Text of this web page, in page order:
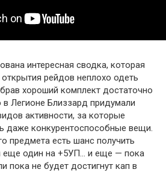
интересная сводка, которая
рейдов неплохо одеть
хороший комплект достаточно
Легионе Близзард придумали
активности, за которые
даже конкурентоспособные вещи.
предмета есть шанс получить
еще один на +5УП… и еще — пока
пока не будет достигнут кап в